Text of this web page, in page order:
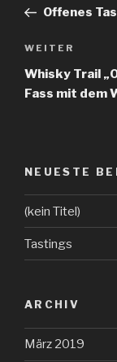
Beitrag
Offenes
Nächster
Beitrag
WEITER
Whisky Trail
Fass mit dem
NEUESTE
(kein Titel)
Tastings
ARCHIV
März 2019